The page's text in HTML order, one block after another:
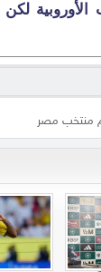
الأوروبية
منتخب مصر